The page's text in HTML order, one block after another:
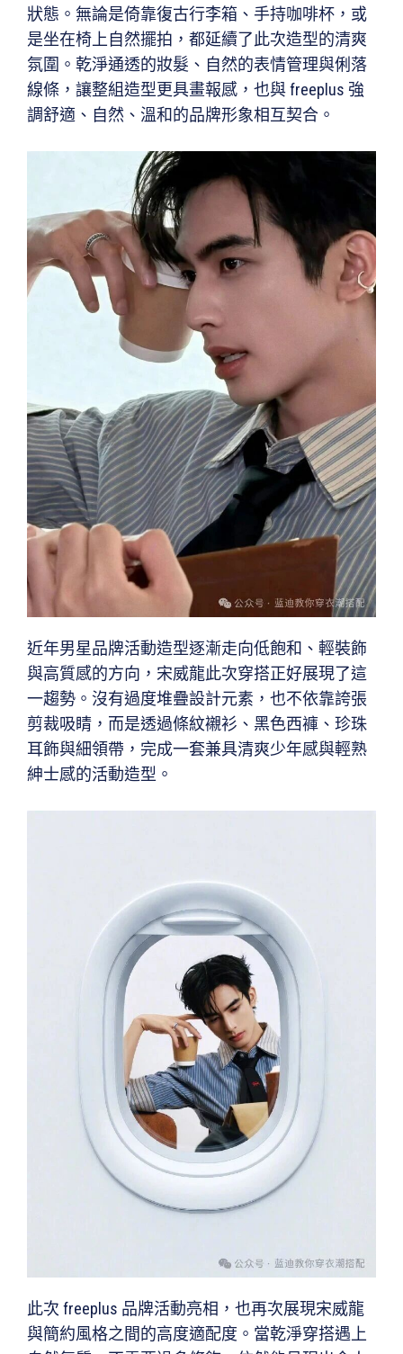
狀態。無論是倚靠復古行李箱、手持咖啡杯，或
是坐在椅上自然擺拍，都延續了此次造型的清爽
氛圍。乾淨通透的妝髮、自然的表情管理與俐落
線條，讓整組造型更具畫報感，也與 freeplus 強
調舒適、自然、溫和的品牌形象相互契合。
近年男星品牌活動造型逐漸走向低飽和、輕裝飾
與高質感的方向，宋威龍此次穿搭正好展現了這
一趨勢。沒有過度堆疊設計元素，也不依靠誇張
剪裁吸睛，而是透過條紋襯衫、黑色西褲、珍珠
耳飾與細領帶，完成一套兼具清爽少年感與輕熟
紳士感的活動造型。
此次 freeplus 品牌活動亮相，也再次展現宋威龍
與簡約風格之間的高度適配度。當乾淨穿搭遇上